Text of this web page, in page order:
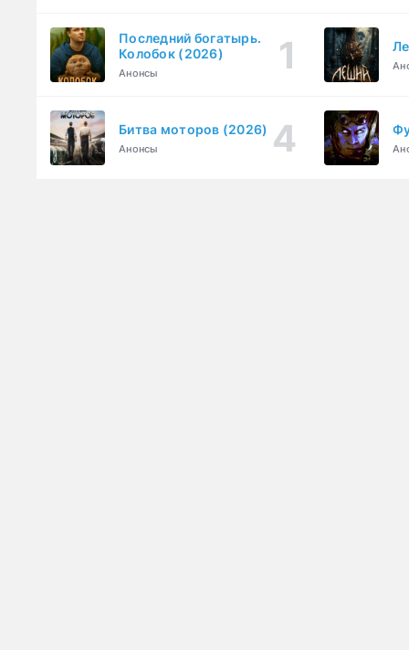
Последний богатырь.
Колобок (2026)
Анонсы
Битва моторов (2026)
Анонсы